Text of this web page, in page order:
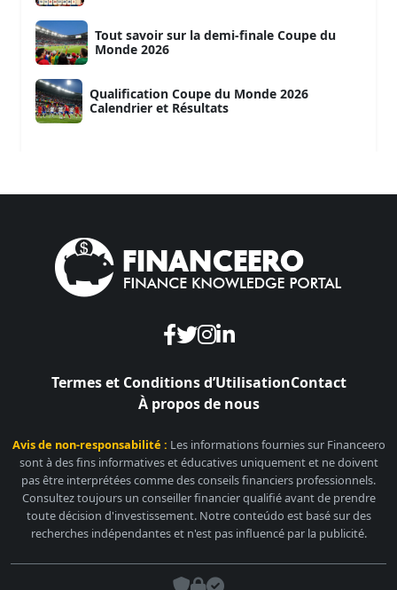
Tout savoir sur la demi-finale Coupe du
Monde 2026
Qualification Coupe du Monde 2026
Calendrier et Résultats
Termes et Conditions d’UtilisationContact
À propos de nous
Avis de non-responsabilité : Les informations fournies sur Financeero
sont à des fins informatives et éducatives uniquement et ne doivent
pas être interprétées comme des conseils financiers professionnels.
Consultez toujours un conseiller financier qualifié avant de prendre
toute décision d'investissement. Notre conteúdo est basé sur des
recherches indépendantes et n'est pas influencé par la publicité.